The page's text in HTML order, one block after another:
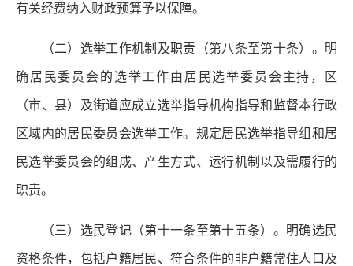
有关经费纳入财政预算予以保障。
（二）选举工作机制及职责（第八条至第十条）。明
确居民委员会的选举工作由居民选举委员会主持，区
（市、县）及街道应成立选举指导机构指导和监督本行政
区域内的居民委员会选举工作。规定居民选举指导组和居
民选举委员会的组成、产生方式、运行机制以及需履行的
职责。
（三）选民登记（第十一条至第十五条）。明确选民
资格条件，包括户籍居民、符合条件的非户籍常住人口及